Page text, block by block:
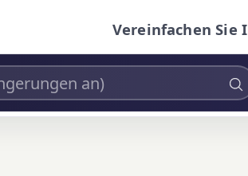
Vereinfachen Sie